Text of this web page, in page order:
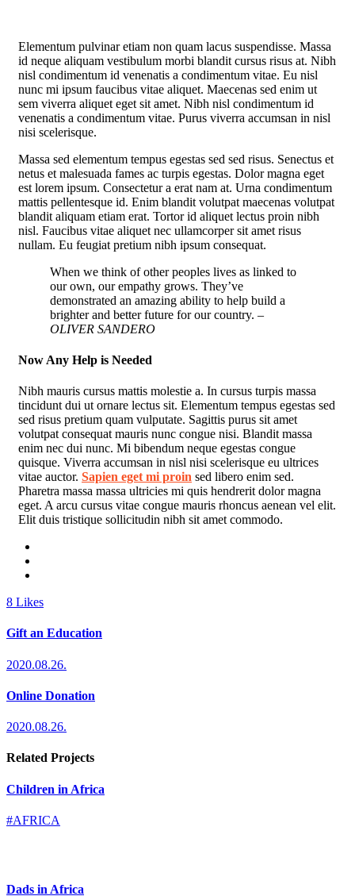
Elementum pulvinar etiam non quam lacus suspendisse. Massa
id neque aliquam vestibulum morbi blandit cursus risus at. Nibh
nisl condimentum id venenatis a condimentum vitae. Eu nisl
nunc mi ipsum faucibus vitae aliquet. Maecenas sed enim ut
sem viverra aliquet eget sit amet. Nibh nisl condimentum id
venenatis a condimentum vitae. Purus viverra accumsan in nisl
nisi scelerisque.
Massa sed elementum tempus egestas sed sed risus. Senectus et
netus et malesuada fames ac turpis egestas. Dolor magna eget
est lorem ipsum. Consectetur a erat nam at. Urna condimentum
mattis pellentesque id. Enim blandit volutpat maecenas volutpat
blandit aliquam etiam erat. Tortor id aliquet lectus proin nibh
nisl. Faucibus vitae aliquet nec ullamcorper sit amet risus
nullam. Eu feugiat pretium nibh ipsum consequat.
When we think of other peoples lives as linked to
our own, our empathy grows. They’ve
demonstrated an amazing ability to help build a
brighter and better future for our country. –
OLIVER SANDERO
Now Any Help is Needed
Nibh mauris cursus mattis molestie a. In cursus turpis massa
tincidunt dui ut ornare lectus sit. Elementum tempus egestas sed
sed risus pretium quam vulputate. Sagittis purus sit amet
volutpat consequat mauris nunc congue nisi. Blandit massa
enim nec dui nunc. Mi bibendum neque egestas congue
quisque. Viverra accumsan in nisl nisi scelerisque eu ultrices
vitae auctor. Sapien eget mi proin sed libero enim sed.
Pharetra massa massa ultricies mi quis hendrerit dolor magna
eget. A arcu cursus vitae congue mauris rhoncus aenean vel elit.
Elit duis tristique sollicitudin nibh sit amet commodo.
8 Likes
Gift an Education
2020.08.26.
Online Donation
2020.08.26.
Related Projects
Children in Africa
#AFRICA
Dads in Africa